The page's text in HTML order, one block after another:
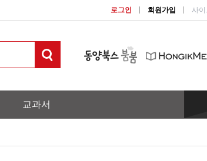
로그인 회원가입 사이
교과서